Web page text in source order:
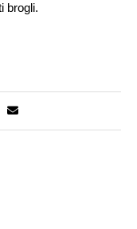
brogli.
lo è: sa che non
degli Stati
#FakeBiden. È pronto